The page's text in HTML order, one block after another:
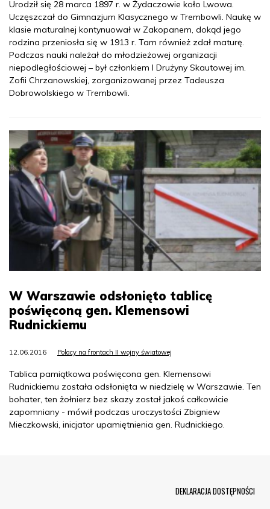
Urodził się 28 marca 1897 r. w Żydaczowie koło Lwowa.
Uczęszczał do Gimnazjum Klasycznego w Trembowli. Naukę w
klasie maturalnej kontynuował w Zakopanem, dokąd jego
rodzina przeniosła się w 1913 r. Tam również zdał maturę.
Podczas nauki należał do młodzieżowej organizacji
niepodległościowej – był członkiem I Drużyny Skautowej im.
Zofii Chrzanowskiej, zorganizowanej przez Tadeusza
Dobrowolskiego w Trembowli.
W Warszawie odsłonięto tablicę
poświęconą gen. Klemensowi
Rudnickiemu
12.06.2016 Polacy na frontach II wojny światowej
Tablica pamiątkowa poświęcona gen. Klemensowi
Rudnickiemu została odsłonięta w niedzielę w Warszawie. Ten
bohater, ten żołnierz bez skazy został jakoś całkowicie
zapomniany - mówił podczas uroczystości Zbigniew
Mieczkowski, inicjator upamiętnienia gen. Rudnickiego.
DEKLARACJA DOSTĘPNOŚCI